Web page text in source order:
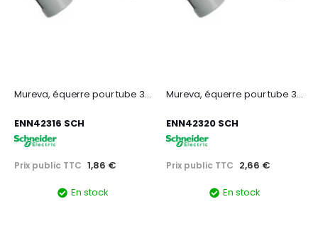
Mureva, équerre pour tube 3321 - Gris - Ø16 mm
ENN42316 SCH
Prix public TTC 1,86 €
En stock
Mureva, équerre pour tube 3321 - Gris - Ø20 mm
ENN42320 SCH
Prix public TTC 2,66 €
En stock